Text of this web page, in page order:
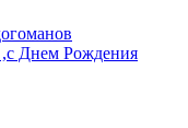
Днем Рождения